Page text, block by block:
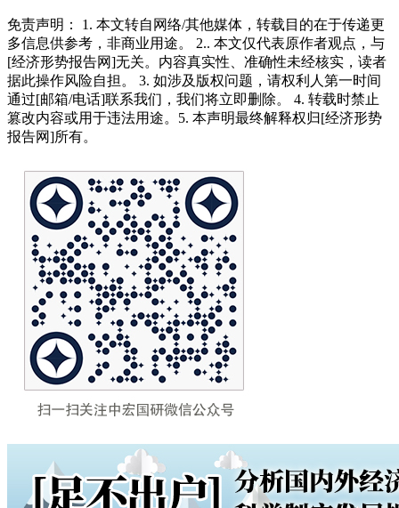
免责声明： 1. 本文转自网络/其他媒体，转载目的在于传递更
多信息供参考，非商业用途。 2.. 本文仅代表原作者观点，与
[经济形势报告网]无关。内容真实性、准确性未经核实，读者
据此操作风险自担。 3. 如涉及版权问题，请权利人第一时间
通过[邮箱/电话]联系我们，我们将立即删除。 4. 转载时禁止
篡改内容或用于违法用途。5. 本声明最终解释权归[经济形势
报告网]所有。